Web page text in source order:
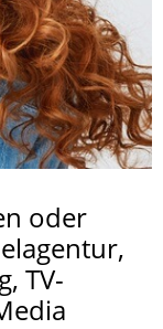
oder
TV-